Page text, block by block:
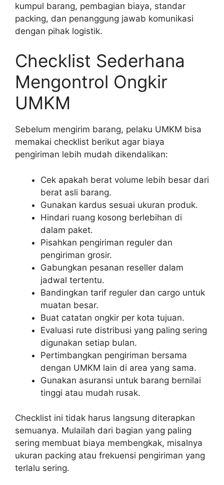
kumpul barang, pembagian biaya, standar
packing, dan penanggung jawab komunikasi
dengan pihak logistik.
Checklist Sederhana
Mengontrol Ongkir
UMKM
Sebelum mengirim barang, pelaku UMKM bisa
memakai checklist berikut agar biaya
pengiriman lebih mudah dikendalikan:
Cek apakah berat volume lebih besar dari
berat asli barang.
Gunakan kardus sesuai ukuran produk.
Hindari ruang kosong berlebihan di
dalam paket.
Pisahkan pengiriman reguler dan
pengiriman grosir.
Gabungkan pesanan reseller dalam
jadwal tertentu.
Bandingkan tarif reguler dan cargo untuk
muatan besar.
Buat catatan ongkir per kota tujuan.
Evaluasi rute distribusi yang paling sering
digunakan setiap bulan.
Pertimbangkan pengiriman bersama
dengan UMKM lain di area yang sama.
Gunakan asuransi untuk barang bernilai
tinggi atau mudah rusak.
Checklist ini tidak harus langsung diterapkan
semuanya. Mulailah dari bagian yang paling
sering membuat biaya membengkak, misalnya
ukuran packing atau frekuensi pengiriman yang
terlalu sering.